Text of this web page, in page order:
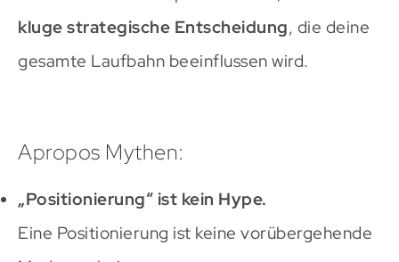
kluge strategische Entscheidung, die deine
gesamte Laufbahn beeinflussen wird.
Apropos Mythen:
„Positionierung“ ist kein Hype.
Eine Positionierung ist keine vorübergehende